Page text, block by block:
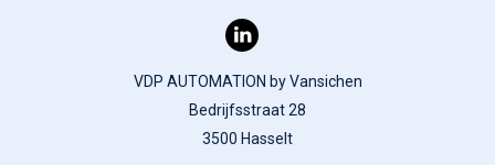
VDP AUTOMATION by Vansichen
Bedrijfsstraat 28
3500 Hasselt